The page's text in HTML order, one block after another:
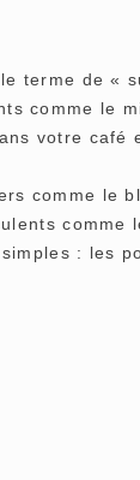
terme de «
comme le
votre café
comme le
comme
: les